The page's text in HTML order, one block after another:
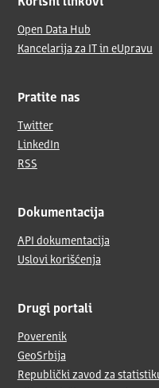
Korisni linkovi
Open Data Hub
Kancelarija za IT in eUpravu
Pratite nas
Twitter
LinkedIn
RSS
Dokumentacija
API dokumentacija
Uslovi korišćenja
Drugi portali
Poverenik
GeoSrbija
Republički zavod za